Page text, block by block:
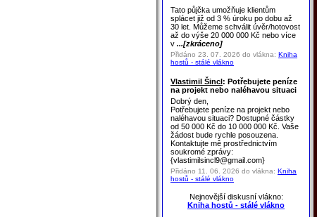
Tato půjčka umožňuje klientům
splácet již od 3 % úroku po dobu až
30 let. Můžeme schválit úvěr/hotovost
až do výše 20 000 000 Kč nebo více
v ...[zkráceno]
Přidáno 23. 07. 2026 do vlákna: Kniha
hostů - stálé vlákno
Vlastimil Šincl: Potřebujete peníze
na projekt nebo naléhavou situaci
Dobrý den,
Potřebujete peníze na projekt nebo
naléhavou situaci? Dostupné částky
od 50 000 Kč do 10 000 000 Kč. Vaše
žádost bude rychle posouzena.
Kontaktujte mě prostřednictvím
soukromé zprávy:
{vlastimilsincl9@gmail.com}
Přidáno 11. 06. 2026 do vlákna: Kniha
hostů - stálé vlákno
Nejnovější diskusní vlákno:
Kniha hostů - stálé vlákno